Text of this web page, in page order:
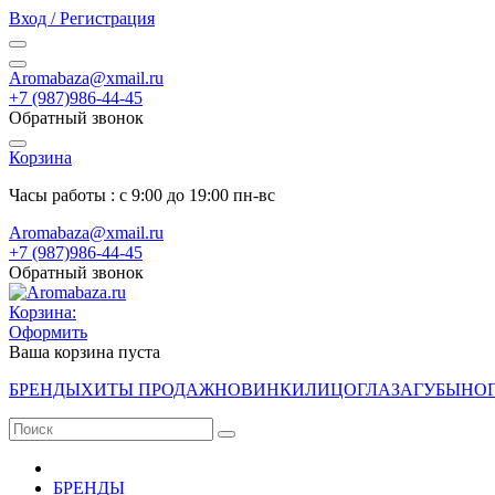
Вход / Регистрация
Aromabaza@xmail.ru
+7 (987)986-44-45
Обратный звонок
Корзина
Часы работы : с 9:00 до 19:00 пн-вс
Aromabaza@xmail.ru
+7 (987)986-44-45
Обратный звонок
Корзина:
Оформить
Ваша корзина пуста
БРЕНДЫХИТЫ ПРОДАЖНОВИНКИЛИЦОГЛАЗАГУБЫ
БРЕНДЫ